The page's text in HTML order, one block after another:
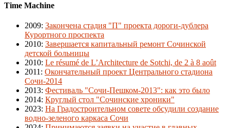
Time Machine
2009: Закончена стадия "П" проекта дороги-дублера
Курортного проспекта
2010: Завершается капитальный ремонт Сочинской
детской больницы
2010: Le résumé de L’Architecture de Sotchi, de 2 à 8 août
2011 : Окончательный проект Центрального стадиона
Сочи-2014
2013: Фестиваль "Сочи-Пешком-2013": как это было
2014: Круглый стол "Сочинские хроники"
2023: На Градостроительном совете обсудили создание
водно-зеленого каркаса Сочи